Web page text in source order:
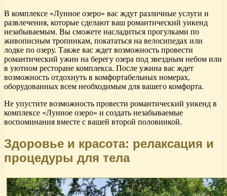
В комплексе «Лунное озеро» вас ждут различные услуги и
развлечения, которые сделают ваш романтический уикенд
незабываемым. Вы сможете насладиться прогулками по
живописным тропинкам, покататься на велосипедах или
лодке по озеру. Также вас ждет возможность провести
романтический ужин на берегу озера под звездным небом или
в уютном ресторане комплекса. После ужина вас ждет
возможность отдохнуть в комфортабельных номерах,
оборудованных всем необходимым для вашего комфорта.
Не упустите возможность провести романтический уикенд в
комплексе «Лунное озеро» и создать незабываемые
воспоминания вместе с вашей второй половинкой.
Здоровье и красота: релаксация и
процедуры для тела